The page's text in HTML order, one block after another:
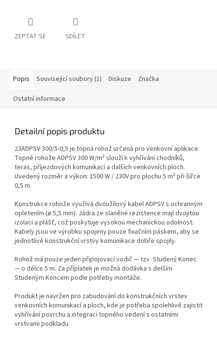
ZEPTAT SE SDÍLET
Popis Související soubory (1) Diskuze Značka
Ostatní informace
Detailní popis produktu
23ADPSV 300/5-0,5 je topná rohož určená pro venkovní aplikace.
Topné rohože ADPSV 300 W/m² slouží k vyhřívání chodníků,
teras, příjezdových komunikací a dalších venkovních ploch.
Uvedený rozměr a výkon: 1500 W / 230V pro plochu 5 m² při šířce
0,5 m.
Konstrukce rohože využívá dvoužilový kabel ADPSV s ochranným
opletením (ø 5,5 mm). Jádra ze slaněné rezistence mají dvojitou
izolaci a plášť, což poskytuje vysokou mechanickou odolnost.
Kabely jsou ve výrobku spojeny pouze fixačním páskem, aby se
jednotlivé konstrukční vrstvy komunikace dobře spojily.
Rohož má pouze jeden připojovací vodič — tzv. Studený Konec
— o délce 5 m. Za příplatek je možná dodávka s delším
Studeným Koncem podle potřeby montáže.
Produkt je navržen pro zabudování do konstrukčních vrstev
venkovních komunikací a ploch, kde je potřeba spolehlivě zajistit
vyhřívání povrchu a integraci topného vedení s ostatními
vrstvami podkladu.